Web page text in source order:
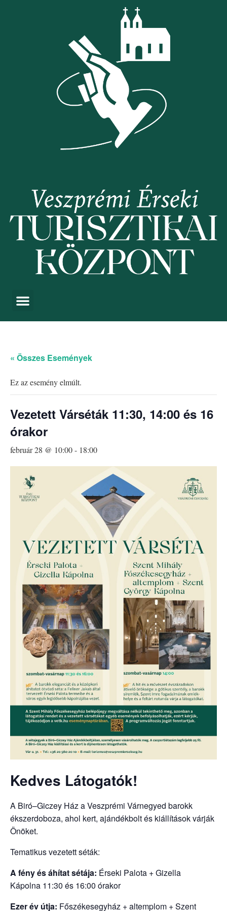
« Összes Események
Ez az esemény elmúlt.
Vezetett Várséták 11:30, 14:00 és 16
órakor
február 28 @ 10:00- 18:00
Kedves Látogatók!
A Biró–Giczey Ház a Veszprémi Várnegyed barokk
ékszerdoboza, ahol kert, ajándékbolt és kiállítások várják
Önöket.
Tematikus vezetett séták:
A fény és áhítat sétája: Érseki Palota + Gizella
Kápolna 11:30 és 16:00 órakor
Ezer év útja: Főszékesegyház + altemplom + Szent